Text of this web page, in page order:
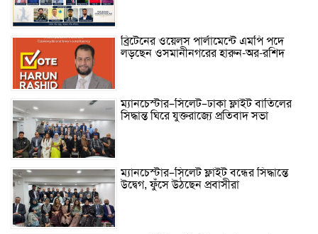
ব্রিটেনের ওয়েলস পার্লামেন্টে এমপি পদে
লড়ছেন ওসমানীনগরের হারুন-অর-রশিদ
ম্যানচেস্টার–সিলেট–ঢাকা ফ্লাইট বাতিলের
সিদ্ধান্ত ঘিরে যুক্তরাজ্যে প্রতিবাদ সভা
ম্যানচেস্টার–সিলেট ফ্লাইট বন্ধের সিদ্ধান্তে
উদ্বেগ, ফুঁসে উঠছেন প্রবাসীরা